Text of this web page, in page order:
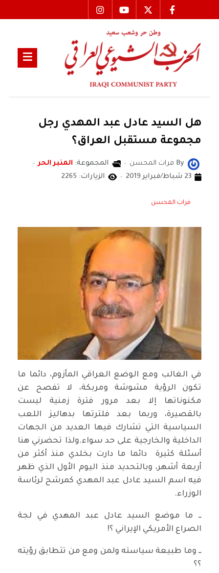
هل السيد عادل عبد المهدي رجل
مجموعة مستقبل العراق؟
By فرات المحسن المجموعة: المنبر الحر
23 شباط/فبراير 2019
الزيارات: 2265
فرات المحسن
في الغالب ومع الوضع العراقي المأزوم، دائما ما
تكون الرؤية مشوشة ومربكة، لا تفصح عن
مكنوناتها إلا بعد مرور فترة زمنية ليست
بالقصيرة، وربما بعد فلترتها بدهاليز اللعب
السياسية التي تشارك فيها العديد من الجهات
الداخلية والخارجية على حد سواء.ولذا تحضرني هنا
أسئلة كثيرة دائما ما دارت بخلدي منذ أكثر من
أربعة أشهر، وبالتحديد منذ اليوم الأول الذي ظهر
فيه اسم السيد عادل عبد المهدي كمرشح لرئاسة
الوزراء.
ــ ما موضع السيد عادل عبد المهدي في لجة
الصراع الأمريكي الإيراني ؟!
ــ وما طبيعة سياسته ولمن ومع من تتطابق رؤيته
؟؟